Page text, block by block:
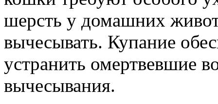
шерсть у домашних
вычесывать. Купание
устранить омертвевшие
вычесывания.